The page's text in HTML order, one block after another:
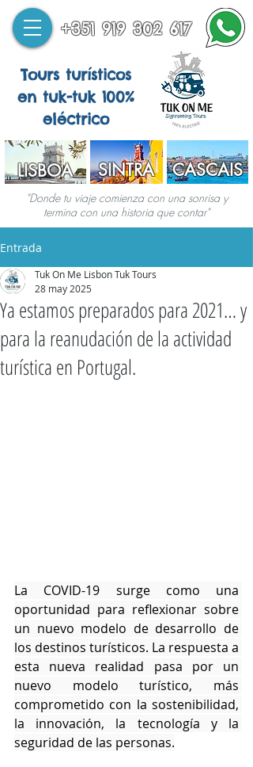
Tours turísticos
en tuk-tuk 100%
eléctrico
LISBOA SINTRA CASCAIS
"Donde tu viaje comienza con una sonrisa y
termina con una historia que contar"
+351 919 302 617
Entrada
Ya estamos preparados para 2021… y
para la reanudación de la actividad
turística en Portugal.
Tuk On Me Lisbon Tuk Tours
28 may 2025
La COVID-19 surge como una
oportunidad para reflexionar sobre
un nuevo modelo de desarrollo de
los destinos turísticos. La respuesta a
esta nueva realidad pasa por un
nuevo modelo turístico, más
comprometido con la sostenibilidad,
la innovación, la tecnología y la
seguridad de las personas.